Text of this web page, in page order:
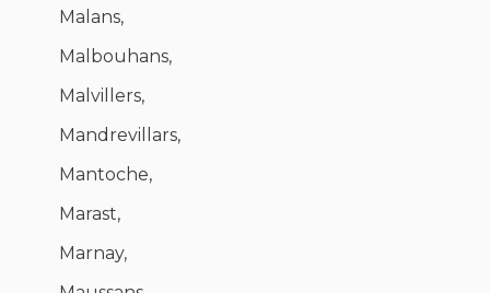
Malans,
Malbouhans,
Malvillers,
Mandrevillars,
Mantoche,
Marast,
Marnay,